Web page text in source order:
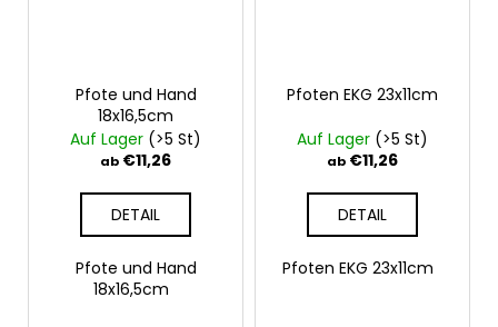
Pfote und Hand
18x16,5cm
Auf Lager (>5 St)
ab €11,26
DETAIL
Pfote und Hand
18x16,5cm
Pfoten EKG 23x11cm
Auf Lager (>5 St)
ab €11,26
DETAIL
Pfoten EKG 23x11cm